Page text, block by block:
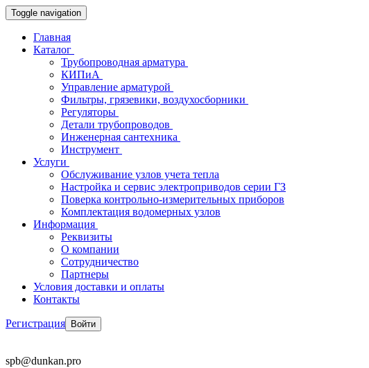
Toggle navigation
Главная
Каталог
Трубопроводная арматура
КИПиА
Управление арматурой
Фильтры, грязевики, воздухосборники
Регуляторы
Детали трубопроводов
Инженерная сантехника
Инструмент
Услуги
Обслуживание узлов учета тепла
Настройка и сервис электроприводов серии ГЗ
Поверка контрольно-измерительных приборов
Комплектация водомерных узлов
Информация
Реквизиты
О компании
Сотрудничество
Партнеры
Условия доставки и оплаты
Контакты
Регистрация Войти
spb@dunkan.pro